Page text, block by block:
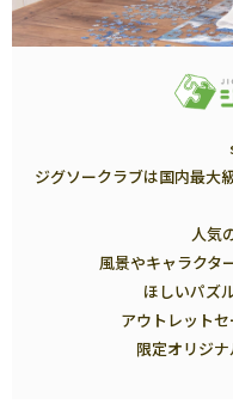
ジグソークラブは国内最大
人気
風景やキャラクタ
ほしいパズ
アウトレット
限定オリジ